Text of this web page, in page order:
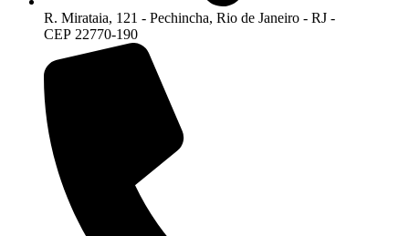
R. Mirataia, 121 - Pechincha, Rio de Janeiro - RJ -
CEP 22770-190